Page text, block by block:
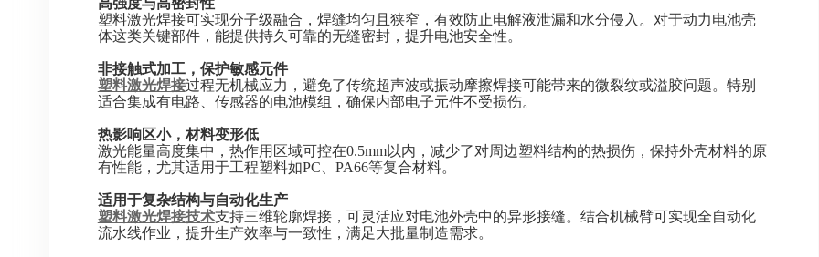
高强度与高密封性
塑料激光焊接可实现分子级融合，焊缝均匀且狭窄，有效防止电解液泄漏和水分侵入。对于动力电池壳
体这类关键部件，能提供持久可靠的无缝密封，提升电池安全性。
非接触式加工，保护敏感元件
塑料激光焊接过程无机械应力，避免了传统超声波或振动摩擦焊接可能带来的微裂纹或溢胶问题。特别
适合集成有电路、传感器的电池模组，确保内部电子元件不受损伤。
热影响区小，材料变形低
激光能量高度集中，热作用区域可控在0.5mm以内，减少了对周边塑料结构的热损伤，保持外壳材料的原
有性能，尤其适用于工程塑料如PC、PA66等复合材料。
适用于复杂结构与自动化生产
塑料激光焊接技术支持三维轮廓焊接，可灵活应对电池外壳中的异形接缝。结合机械臂可实现全自动化
流水线作业，提升生产效率与一致性，满足大批量制造需求。